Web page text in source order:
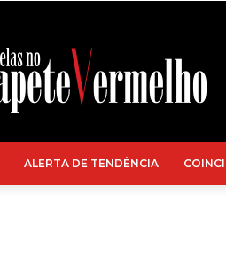
ALERTA DE TENDÊNCIA